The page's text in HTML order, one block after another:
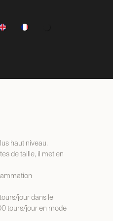
haut niveau.
de taille, il met en
jour dans le
tours/jour en mode